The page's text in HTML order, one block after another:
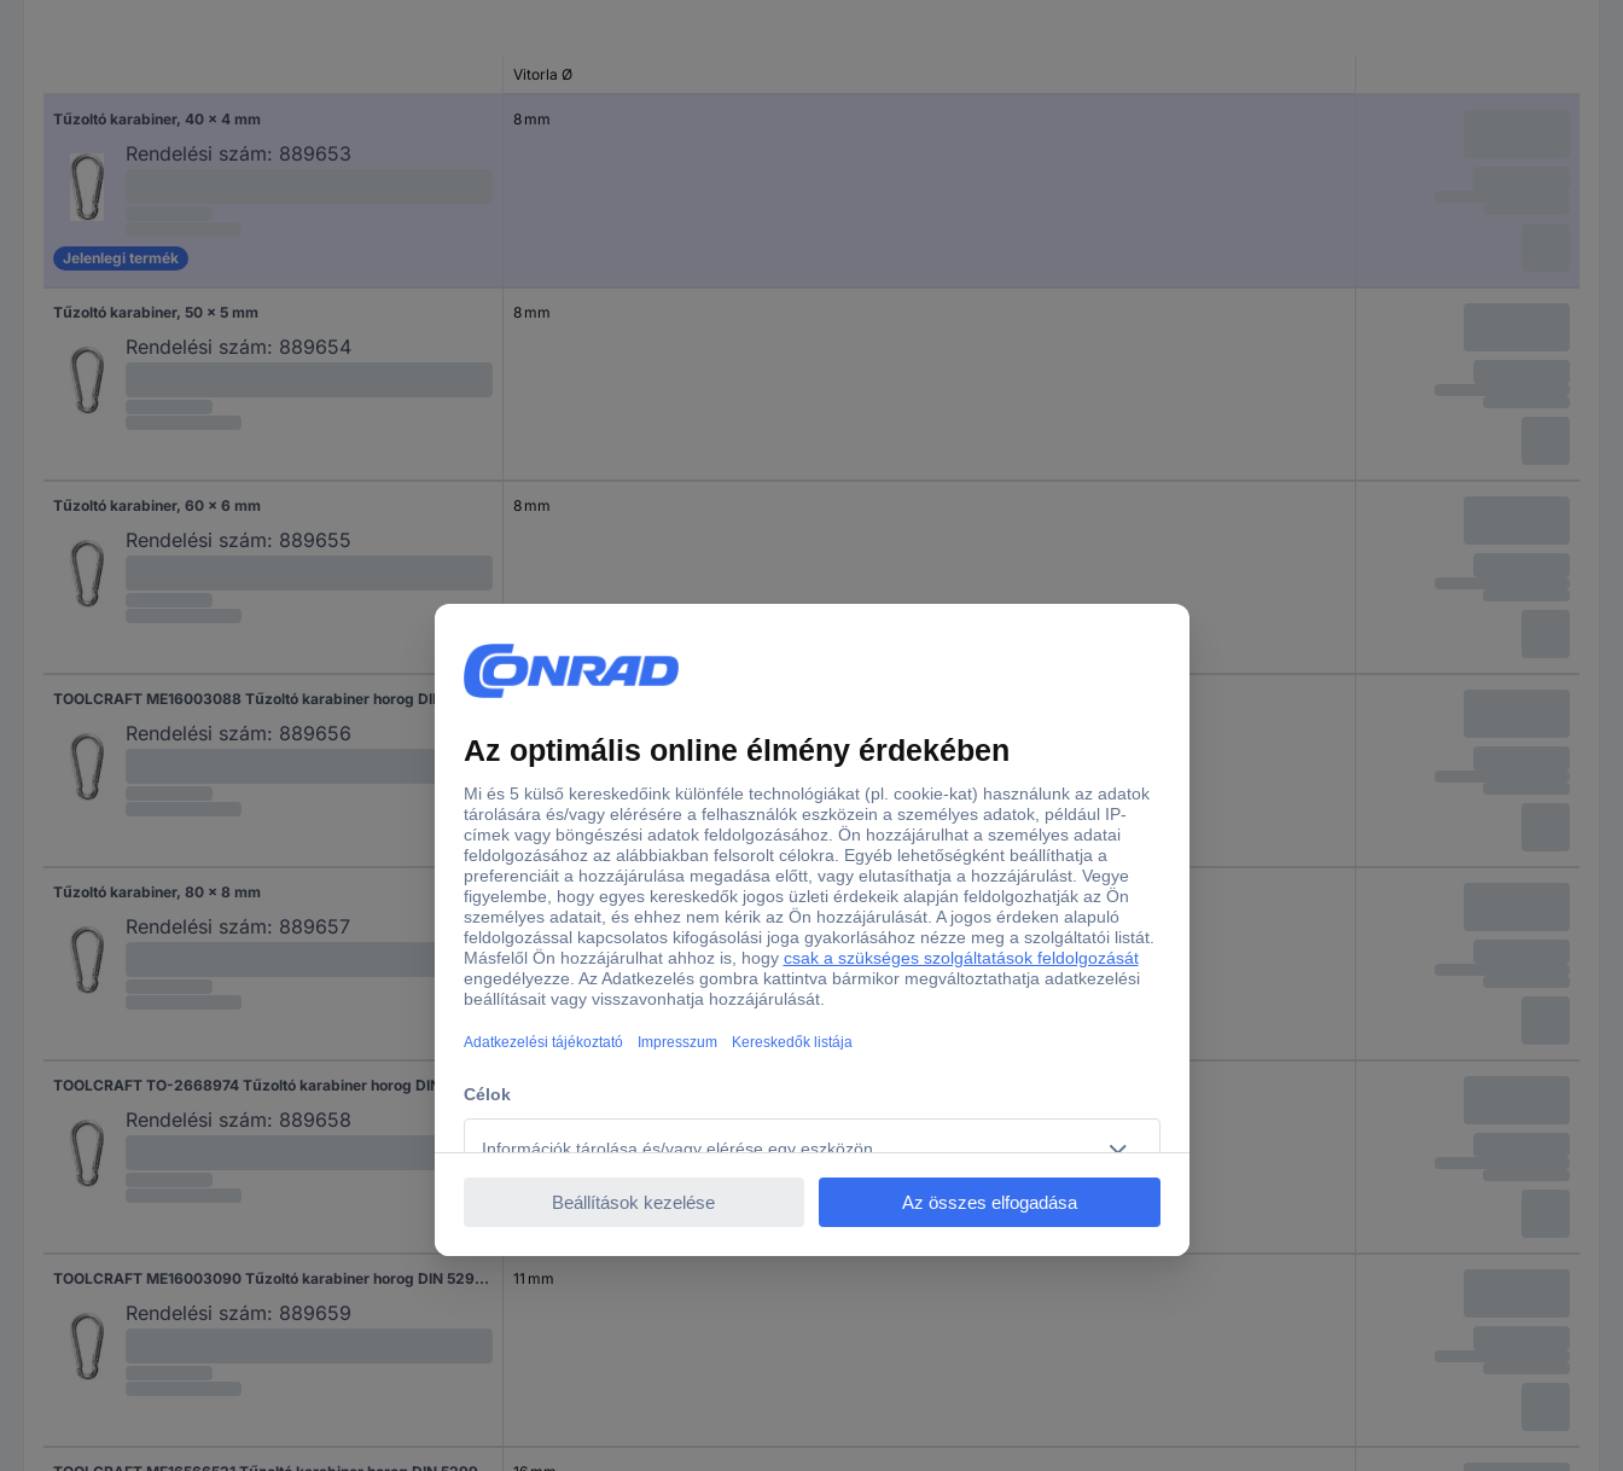
Vitorla Ø
Tűzoltó karabiner, 40 x 4 mm
Rendelési szám: 889653
Jelenlegi termék
8 mm
Tűzoltó karabiner, 50 x 5 mm
Rendelési szám: 889654
8 mm
Tűzoltó karabiner, 60 x 6 mm
Rendelési szám: 889655
8 mm
TOOLCRAFT ME16003088 Tűzoltó karabiner horog DIN 5299 (H x Sz) 70 mm x 7 mm 1 db
Rendelési szám: 889656
Tűzoltó karabiner, 80 x 8 mm
Rendelési szám: 889657
9 mm
TOOLCRAFT TO-2668974 Tűzoltó karabiner horog DIN 5299 (H x Sz) 90 mm x 9 mm 1 db
Rendelési szám: 889658
TOOLCRAFT ME16003090 Tűzoltó karabiner horog DIN 5299 (H x Sz) 100 mm x 10 mm 1 db
Rendelési szám: 889659
11 mm